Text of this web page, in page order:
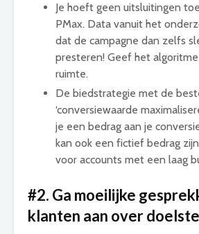
Je hoeft geen uitsluitingen
PMax. Data vanuit het
dat de campagne dan zelfs
presteren! Geef het
ruimte.
De biedstrategie met de
‘conversiewaarde
je een bedrag aan je
kan ook een fictief bedrag
voor accounts met een laag
#2. Ga moeilijke
klanten aan over